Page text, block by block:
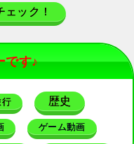
ック！
です♪
行 歴史
ゲーム動画